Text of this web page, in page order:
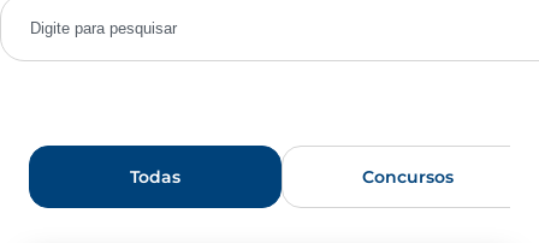
Concursos
Todas